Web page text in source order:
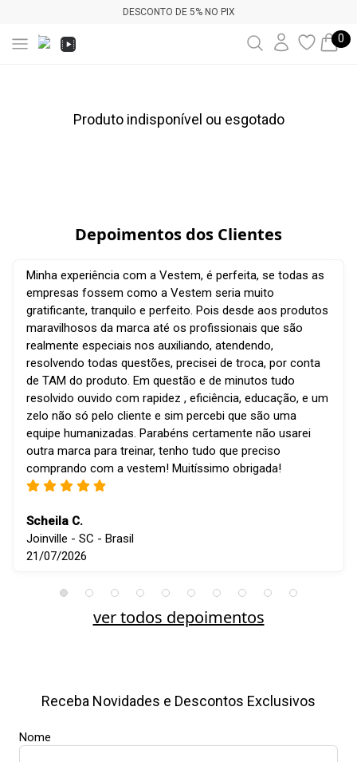
DESCONTO DE 5% NO PIX
0
Produto indisponível ou esgotado
Depoimentos dos Clientes
Minha experiência com a Vestem, é perfeita, se todas as
empresas fossem como a Vestem seria muito
gratificante, tranquilo e perfeito. Pois desde aos produtos
maravilhosos da marca até os profissionais que são
realmente especiais nos auxiliando, atendendo,
resolvendo todas questões, precisei de troca, por conta
de TAM do produto. Em questão e de minutos tudo
resolvido ouvido com rapidez , eficiência, educação, e um
zelo não só pelo cliente e sim percebi que são uma
equipe humanizadas. Parabéns certamente não usarei
outra marca para treinar, tenho tudo que preciso
comprando com a vestem! Muitíssimo obrigada!
Scheila C.
Joinville - SC - Brasil
21/07/2026
ver todos depoimentos
Receba Novidades e Descontos Exclusivos
Nome